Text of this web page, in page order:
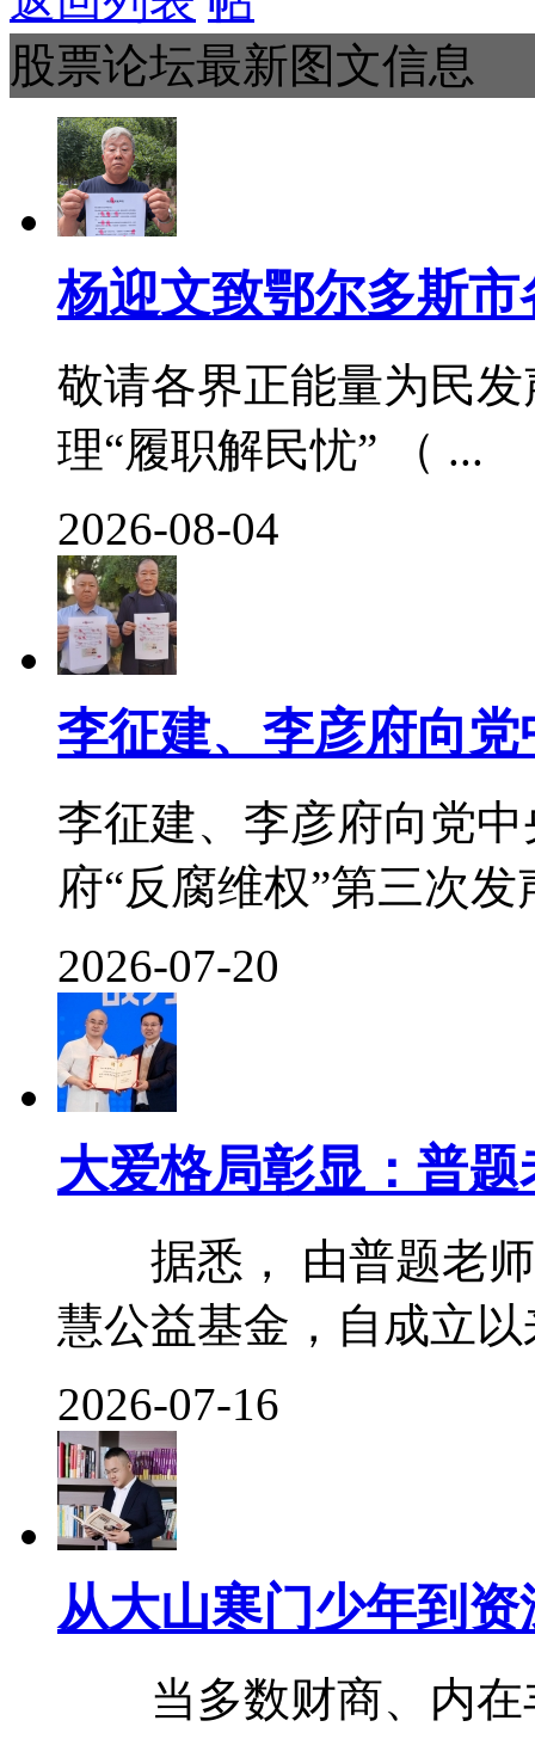
股票论坛最新图文信息
杨迎文致鄂尔多斯
敬请各界正能量为民
理“履职解民忧” （ ...
2026-08-04
李征建、李彦府向
李征建、李彦府向党
府“反腐维权”第三次发
2026-07-20
大爱格局彰显：普
据悉， 由普题老师
慧公益基金，自成立以
2026-07-16
从大山寒门少年到
当多数财商、内在